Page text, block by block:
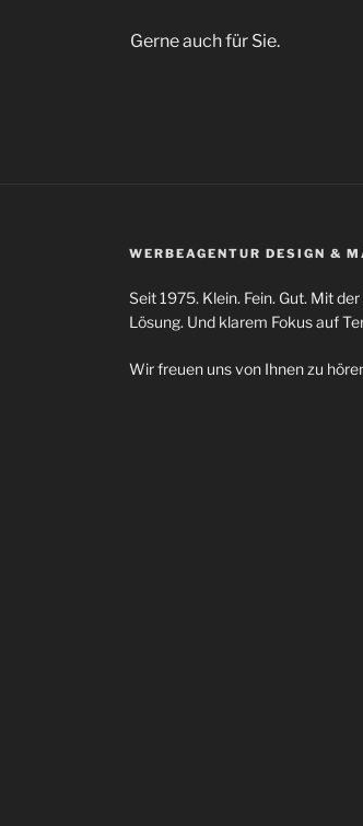
Gerne auch für Sie.
WERBEAGENTUR DESIGN &
Seit 1975. Klein. Fein. Gut. Mit
Lösung. Und klarem Fokus auf
Wir freuen uns von Ihnen zu